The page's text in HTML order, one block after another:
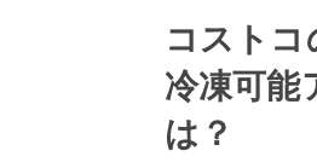
コスト
冷凍可能
は？